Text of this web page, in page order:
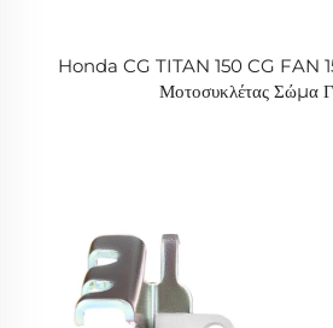
Honda CG TITAN 150 CG FAN
Μοτοσυκλέτας Σώμα